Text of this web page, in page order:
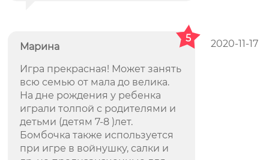
Марина 2020-11-17
5
Игра прекрасная! Может занять
всю семью от мала до велика.
На дне рождения у ребенка
играли толпой с родителями и
детьми (детям 7-8 )лет.
Бомбочка также используется
при игре в войнушку, салки и